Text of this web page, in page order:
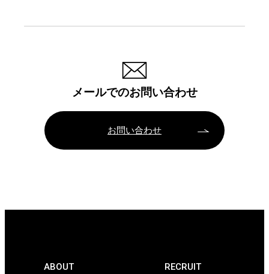
メールでのお問い合わせ
お問い合わせ
ABOUT RECRUIT